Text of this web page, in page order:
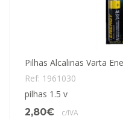
Pilhas Alcalinas Varta
Ref: 1961030
pilhas 1.5 v
2,80€
c/IVA